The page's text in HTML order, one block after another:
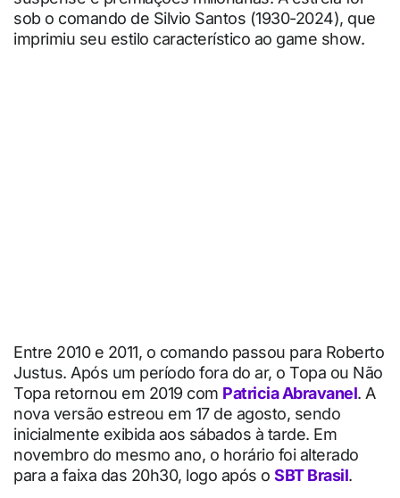
sob o comando de Silvio Santos (1930-2024), que
imprimiu seu estilo característico ao game show.
Entre 2010 e 2011, o comando passou para Roberto
Justus. Após um período fora do ar, o Topa ou Não
Topa retornou em 2019 com Patricia Abravanel. A
nova versão estreou em 17 de agosto, sendo
inicialmente exibida aos sábados à tarde. Em
novembro do mesmo ano, o horário foi alterado
para a faixa das 20h30, logo após o SBT Brasil.